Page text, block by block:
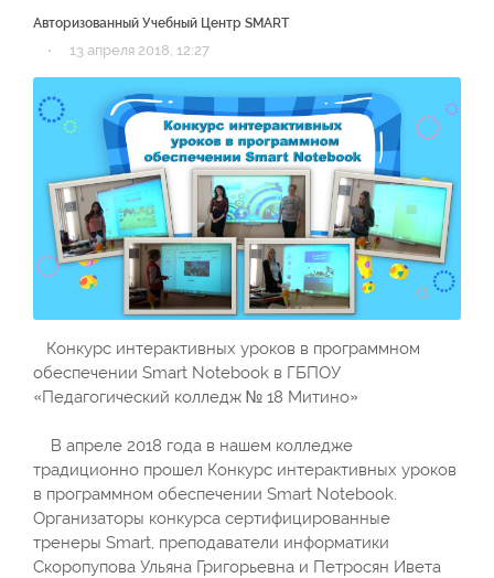
Авторизованный Учебный Центр SMART
· 13 апреля 2018, 12:27
Конкурс интерактивных уроков в программном
обеспечении Smart Notebook в ГБПОУ
«Педагогический колледж № 18 Митино»
В апреле 2018 года в нашем колледже
традиционно прошел Конкурс интерактивных уроков
в программном обеспечении Smart Notebook.
Организаторы конкурса сертифицированные
тренеры Smart, преподаватели информатики
Скоропупова Ульяна Григорьевна и Петросян Ивета